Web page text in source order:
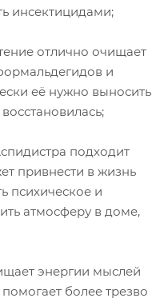
инсектицидами;
отлично очищает
и
её нужно выносить
подходит
привнести в жизнь
психическое и
атмосферу в доме,
энергии мыслей
более трезво